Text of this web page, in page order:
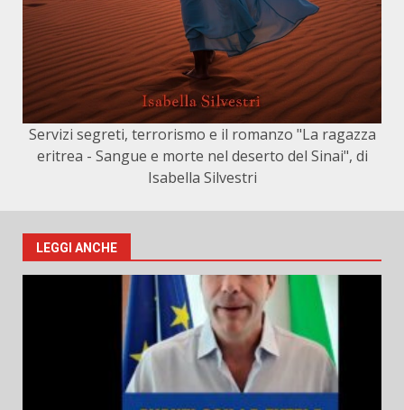
Servizi segreti, terrorismo e il romanzo "La ragazza
eritrea - Sangue e morte nel deserto del Sinai", di
Isabella Silvestri
LEGGI ANCHE